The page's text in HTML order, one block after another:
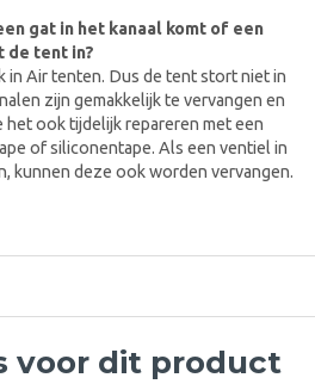
gat in het kanaal komt of een
de tent in?
in Air tenten. Dus de tent stort niet in
zijn gemakkelijk te vervangen en
het ook tijdelijk repareren met een
of siliconentape. Als een ventiel in
kunnen deze ook worden vervangen.
voor dit product